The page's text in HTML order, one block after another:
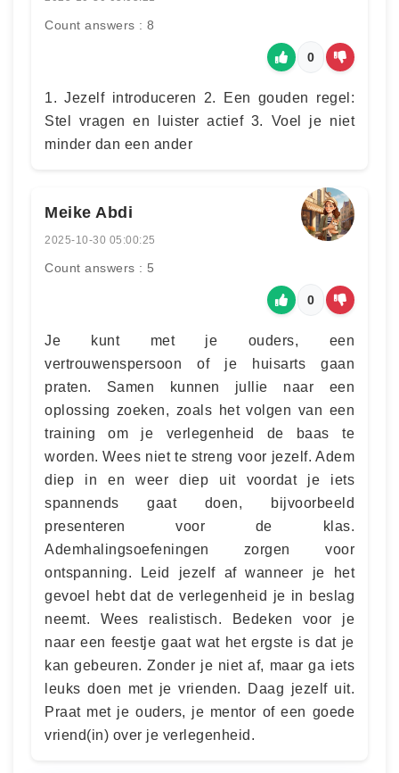
Count answers : 8
0
1. Jezelf introduceren 2. Een gouden regel:
Stel vragen en luister actief 3. Voel je niet
minder dan een ander
Meike Abdi
2025-10-30 05:00:25
Count answers : 5
0
Je kunt met je ouders, een
vertrouwenspersoon of je huisarts gaan
praten. Samen kunnen jullie naar een
oplossing zoeken, zoals het volgen van een
training om je verlegenheid de baas te
worden. Wees niet te streng voor jezelf. Adem
diep in en weer diep uit voordat je iets
spannends gaat doen, bijvoorbeeld
presenteren voor de klas.
Ademhalingsoefeningen zorgen voor
ontspanning. Leid jezelf af wanneer je het
gevoel hebt dat de verlegenheid je in beslag
neemt. Wees realistisch. Bedeken voor je
naar een feestje gaat wat het ergste is dat je
kan gebeuren. Zonder je niet af, maar ga iets
leuks doen met je vrienden. Daag jezelf uit.
Praat met je ouders, je mentor of een goede
vriend(in) over je verlegenheid.